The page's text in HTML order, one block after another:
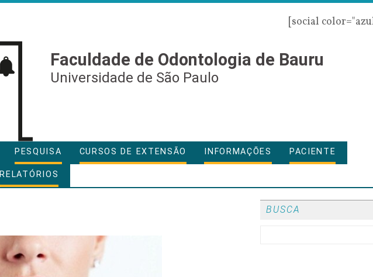
[social
Faculdade de Odontologia de Bauru
Universidade de São Paulo
PESQUISA CURSOS DE EXTENSÃO INFORMAÇÕES PACIENTE
RELATÓRIOS
BUSCA